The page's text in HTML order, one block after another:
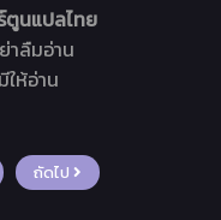
ตูนแปลไทย
าลืมอ่าน
ห้อ่าน
ถัดไป